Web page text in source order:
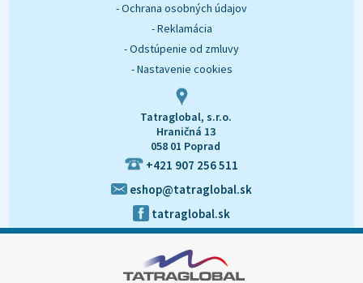
- Ochrana osobných údajov
- Reklamácia
- Odstúpenie od zmluvy
- Nastavenie cookies
Tatraglobal, s.r.o.
Hraničná 13
058 01 Poprad
+421 907 256 511
eshop@tatraglobal.sk
tatraglobal.sk